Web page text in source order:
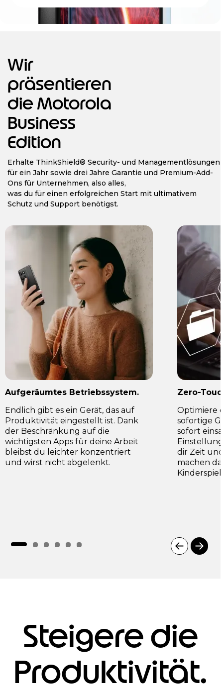
Wir
präsentieren
die Motorola
Business
Edition
Erhalte ThinkShield® Security- und Managementlösungen
für ein Jahr sowie drei Jahre Garantie und Premium-Add-
Ons für Unternehmen, also alles,
was du für einen erfolgreichen Start mit ultimativem
Schutz und Support benötigst.
Aufgeräumtes Betriebssystem.
Endlich gibt es ein Gerät, das auf
Produktivität eingestellt ist. Dank
der Beschränkung auf die
wichtigsten Apps für deine Arbeit
bleibst du leichter konzentriert
und wirst nicht abgelenkt.
Zero-
Optimiere
sofortige
sofort
dir Zeit
machen
Kinderspiel.
Steigere die
Produktivität.